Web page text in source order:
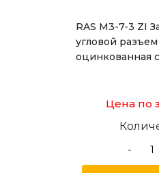
RAS M3-7-3 ZI
угловой
оцинкованная
Цена по
-